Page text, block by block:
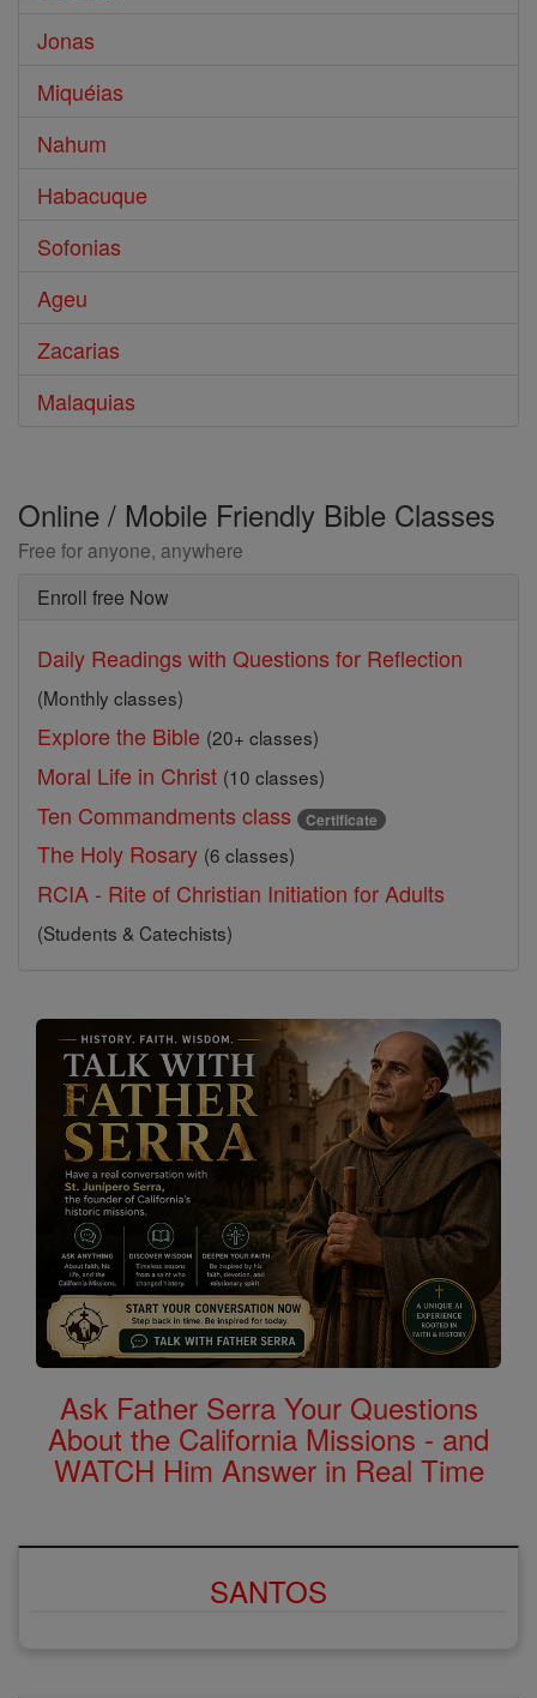
Jonas
Miquéias
Nahum
Habacuque
Sofonias
Ageu
Zacarias
Malaquias
Online / Mobile Friendly Bible Classes
Free for anyone, anywhere
Enroll free Now
Daily Readings with Questions for Reflection
(Monthly classes)
Explore the Bible (20+ classes)
Moral Life in Christ (10 classes)
Ten Commandments class Certificate
The Holy Rosary (6 classes)
RCIA - Rite of Christian Initiation for Adults
(Students & Catechists)
Ask Father Serra Your Questions
About the California Missions - and
WATCH Him Answer in Real Time
SANTOS